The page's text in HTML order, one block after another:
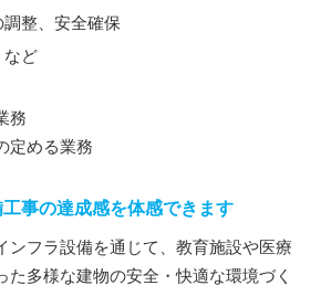
整、安全確保
ど
務
定める業務
事の達成感を体感できます
ンフラ設備を通じて、教育施設や医療
た多様な建物の安全・快適な環境づく